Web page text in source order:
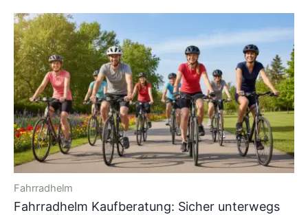
Fahrradhelm
Fahrradhelm Kaufberatung: Sicher unterwegs